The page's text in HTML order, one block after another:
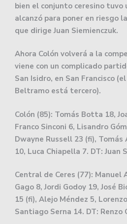
bien el conjunto ceresino tuvo
alcanzó para poner en riesgo
que dirige Juan Siemienczuk.
Ahora Colón volverá a la
viene con un complicado
San Isidro, en San Francisco
Beltramo está tercero).
Colón (85): Tomás Botta 18,
Franco Sinconi 6, Lisandro
Dwayne Russell 23 (fi), Tomás
10, Luca Chiapella 7. DT: Juan
Central de Ceres (77): Manuel
Gago 8, Jordi Godoy 19, José
15 (fi), Alejo Méndez 5,
Santiago Serna 14. DT: Renzo